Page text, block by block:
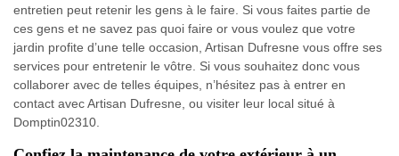
entretien peut retenir les gens à le faire. Si vous faites partie de
ces gens et ne savez pas quoi faire or vous voulez que votre
jardin profite d’une telle occasion, Artisan Dufresne vous offre ses
services pour entretenir le vôtre. Si vous souhaitez donc vous
collaborer avec de telles équipes, n’hésitez pas à entrer en
contact avec Artisan Dufresne, ou visiter leur local situé à
Domptin02310.